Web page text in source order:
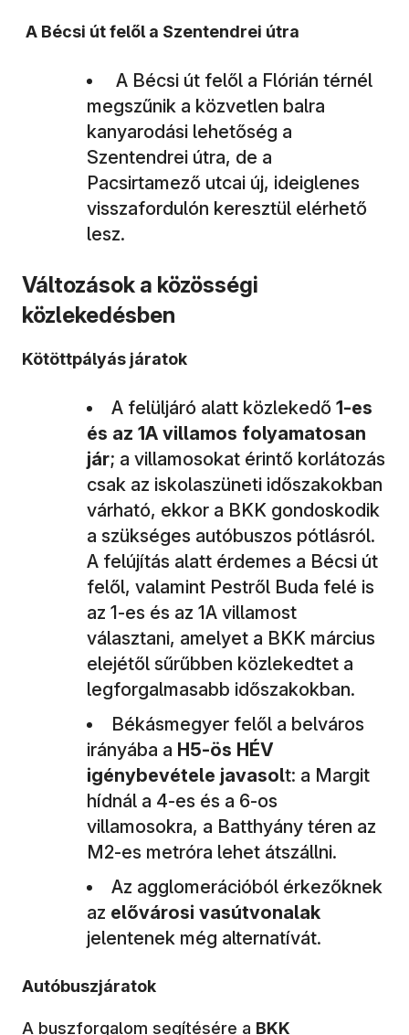
A Bécsi út felől a Szentendrei útra
A Bécsi út felől a Flórián térnél
megszűnik a közvetlen balra
kanyarodási lehetőség a
Szentendrei útra, de a
Pacsirtamező utcai új, ideiglenes
visszafordulón keresztül elérhető
lesz.
Változások a közösségi
közlekedésben
Kötöttpályás járatok
A felüljáró alatt közlekedő 1-es
és az 1A villamos folyamatosan
jár; a villamosokat érintő korlátozás
csak az iskolaszüneti időszakokban
várható, ekkor a BKK gondoskodik
a szükséges autóbuszos pótlásról.
A felújítás alatt érdemes a Bécsi út
felől, valamint Pestről Buda felé is
az 1-es és az 1A villamost
választani, amelyet a BKK március
elejétől sűrűbben közlekedtet a
legforgalmasabb időszakokban.
Békásmegyer felől a belváros
irányába a H5-ös HÉV
igénybevétele javasolt: a Margit
hídnál a 4-es és a 6-os
villamosokra, a Batthyány téren az
M2-es metróra lehet átszállni.
Az agglomerációból érkezőknek
az elővárosi vasútvonalak
jelentenek még alternatívát.
Autóbuszjáratok
A buszforgalom segítésére a BKK